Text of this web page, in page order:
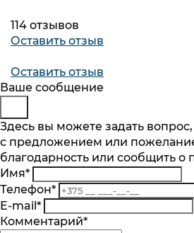
114 отзывов
Оставить отзыв
Оставить отзыв
Будьте в курсе
Подпишитесь на последние
и узнавайте о новинках и
предложениях первыми
Подписаться
Я согласен на обработку
Ознакомленс разъяснением
обработкой персональных
Заказ обратного звонка
Представьтесь
Телефон*
Комментарий
Ваше сообщение
Здесь вы можете задать вопрос,
с предложением или
благодарность или сообщить о
Имя*
Телефон*
E-mail*
Комментарий*